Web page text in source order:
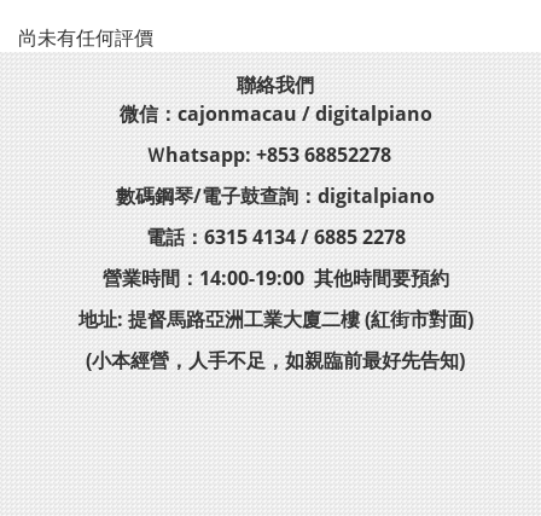
尚未有任何評價
聯絡我們
微信：cajonmacau / digitalpiano
Ｗhatsapp: +853 68852278
數碼鋼琴/電子鼓查詢：digitalpiano
電話：6315 4134 / 6885 2278
營業時間：14:00-19:00 其他時間要預約
地址: 提督馬路亞洲工業大廈二樓 (紅街市對面)
(小本經營，人手不足，如親臨前最好先告知)